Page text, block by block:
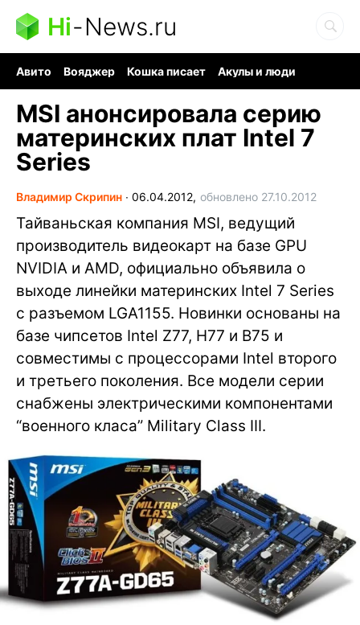
Hi-News.ru
Авито Вояджер Кошка писает
Акулы и люди
MSI анонсировала серию
материнских плат Intel 7
Series
Владимир Скрипин ∙ 06.04.2012, обновлено 27.10.2012
Тайваньская компания MSI, ведущий
производитель видеокарт на базе GPU
NVIDIA и AMD, официально объявила о
выходе линейки материнских Intel 7 Series
с разъемом LGA1155. Новинки основаны на
базе чипсетов Intel Z77, H77 и B75 и
совместимы с процессорами Intel второго
и третьего поколения. Все модели серии
снабжены электрическими компонентами
“военного класа” Military Class III.